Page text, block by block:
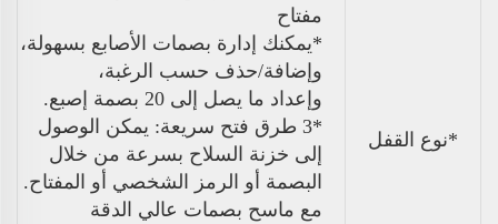
*نوع القفل
مفتاح
*يمكنك إدارة بصمات الأصابع بسهولة،
وإضافة/حذف حسب الرغبة،
وإعداد ما يصل إلى 20 بصمة إصبع.
*3 طرق فتح سريعة: يمكن الوصول
إلى خزنة السلاح بسرعة من خلال
البصمة أو الرمز الشخصي أو المفتاح.
مع ماسح بصمات عالي الدقة